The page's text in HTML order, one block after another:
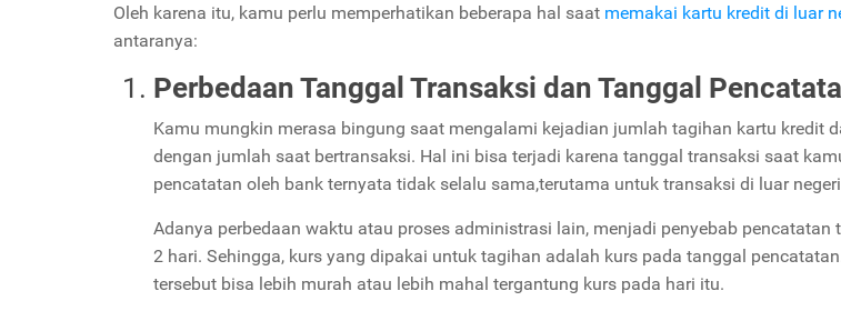
Oleh karena itu, kamu perlu memperhatikan beberapa hal saat memakai kartu kredit di luar
antaranya:
Perbedaan Tanggal Transaksi dan Tanggal
Kamu mungkin merasa bingung saat mengalami kejadian jumlah tagihan kartu kredit
dengan jumlah saat bertransaksi. Hal ini bisa terjadi karena tanggal transaksi saat
pencatatan oleh bank ternyata tidak selalu sama,terutama untuk transaksi di luar
Adanya perbedaan waktu atau proses administrasi lain, menjadi penyebab pencatatan
2 hari. Sehingga, kurs yang dipakai untuk tagihan adalah kurs pada tanggal
tersebut bisa lebih murah atau lebih mahal tergantung kurs pada hari itu.